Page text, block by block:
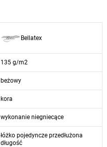
Bellatex
135 g/m2
beżowy
kora
wykonanie niegniecące
łóżko pojedyncze przedłużona
długość